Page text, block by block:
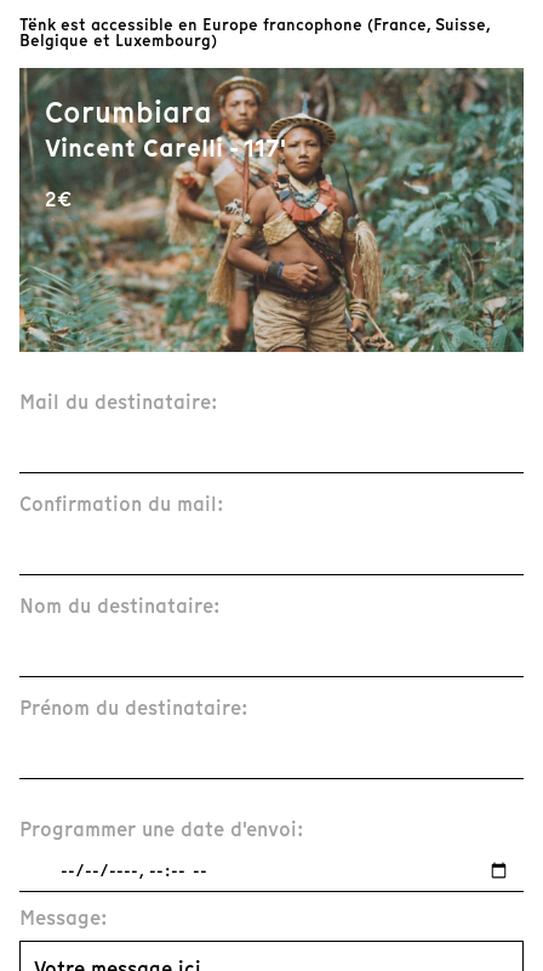
Tënk est accessible en Europe francophone (France, Suisse,
Belgique et Luxembourg)
Corumbiara
Vincent Carelli - 117'
2€
Mail du destinataire:
Confirmation du mail:
Nom du destinataire:
Prénom du destinataire:
Programmer une date d'envoi:
Message: